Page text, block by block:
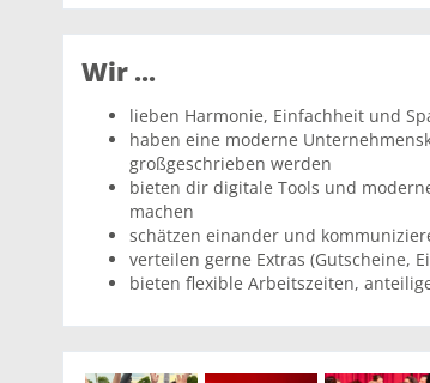
Wir ...
lieben Harmonie, Einfachheit und
haben eine moderne
großgeschrieben werden
bieten dir digitale Tools und
machen
schätzen einander und
verteilen gerne Extras (Gutscheine,
bieten flexible Arbeitszeiten,